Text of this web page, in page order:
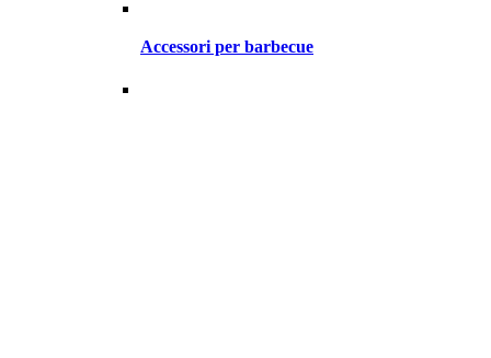
Accessori per barbecue